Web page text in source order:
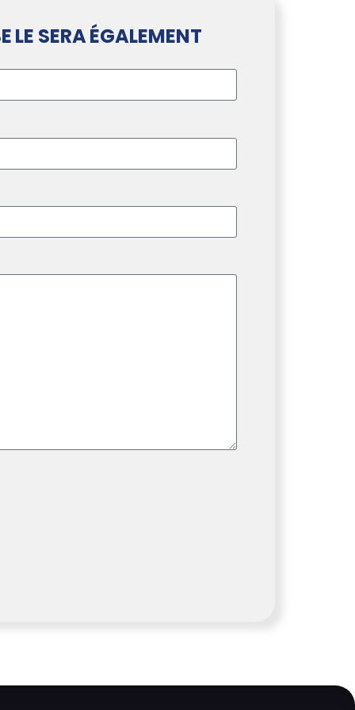
LE SERA ÉGALEMENT